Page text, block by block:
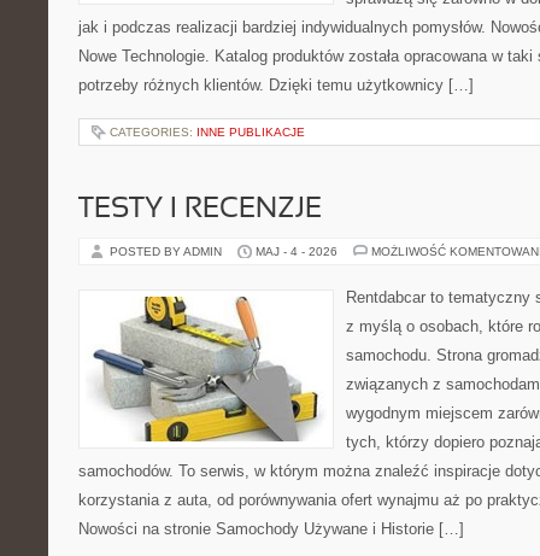
jak i podczas realizacji bardziej indywidualnych pomysłów.
Nowe Technologie. Katalog produktów została opracowana w
potrzeby różnych klientów. Dzięki temu użytkownicy […]
CATEGORIES: INNE PUBLIKACJE
TESTY I RECENZJE
POSTED BY ADMIN MAJ - 4 - 2026 MOŻLIWOŚĆ
Rentdabcar to tematyczny
z myślą o osobach, które
samochodu. Strona
związanych z
wygodnym miejscem
tych, którzy dopiero
samochodów. To serwis, w którym można znaleźć inspiracje
korzystania z auta, od porównywania ofert wynajmu aż po
Nowości na stronie Samochody Używane i Historie […]